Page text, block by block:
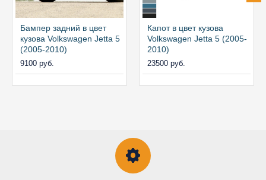
Бампер задний в цвет
кузова Volkswagen Jetta 5
(2005-2010)
9100 руб.
Капот в цвет кузова
Volkswagen Jetta 5 (2005-
2010)
23500 руб.